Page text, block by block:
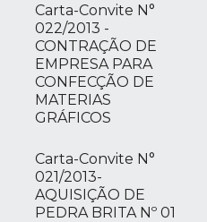
Carta-Convite N°
022/2013 -
CONTRAÇÃO DE
EMPRESA PARA
CONFECÇÃO DE
MATERIAS
GRÁFICOS
Carta-Convite N°
021/2013-
AQUISIÇÃO DE
PEDRA BRITA Nº 01